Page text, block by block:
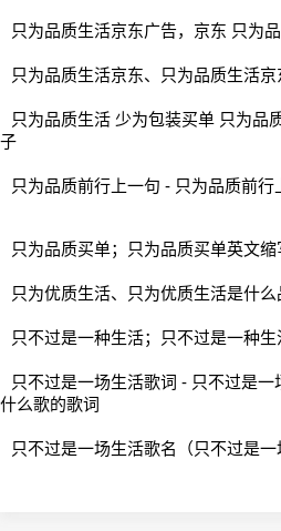
只为品质生活京东广告，京东 只为
只为品质生活京东、只为品质生活京
只为品质生活 少为包装买单 只为品
子
只为品质前行上一句 - 只为品质前行
只为品质买单；只为品质买单英文缩
只为优质生活、只为优质生活是什么
只不过是一种生活；只不过是一种生
只不过是一场生活歌词 - 只不过是
什么歌的歌词
只不过是一场生活歌名（只不过是一